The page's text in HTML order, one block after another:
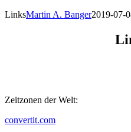
LinksMartin A. Banger2019-07-
Zeitzonen der Welt:
convertit.com